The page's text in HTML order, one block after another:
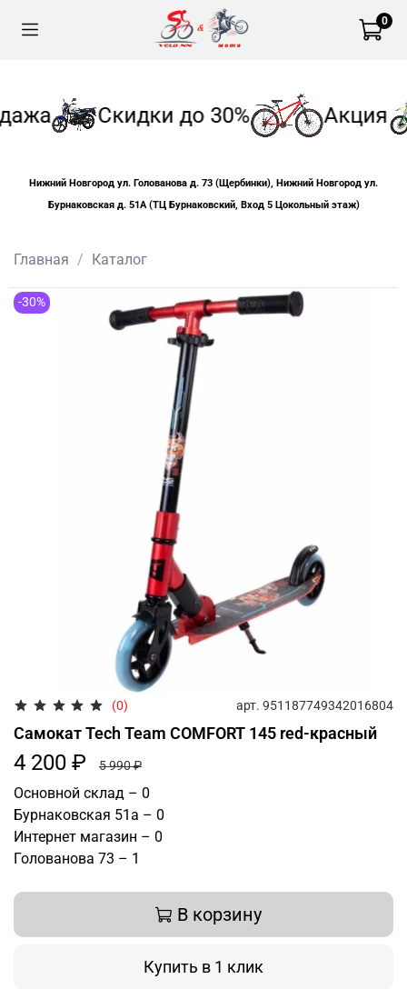
0
Скидки до 30% Акция
Нижний Новгород ул. Голованова д. 73 (Щербинки), Нижний Новгород ул.
Бурнаковская д. 51А (ТЦ Бурнаковский, Вход 5 Цокольный этаж)
Главная Каталог
-30%
(0) арт. 951187749342016804
Самокат Tech Team COMFORT 145 red-красный
4 200 ₽ 5 990 ₽
Основной склад – 0
Бурнаковская 51а – 0
Интернет магазин – 0
Голованова 73 – 1
В корзину
Купить в 1 клик